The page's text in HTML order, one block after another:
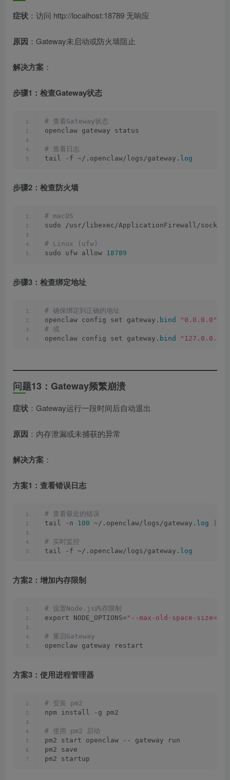
症状 ：访问 http://localhost:18789 无响应
原因 ：Gateway未启动或防火墙阻止
解决方案 ：
步骤1：检查Gateway状态
# 查看Gateway状态
openclaw gateway status
# 查看日志
tail -f ~/.openclaw/logs/gateway. log
步骤2：检查防火墙
# macOS
sudo /usr/libexec/ApplicationFirewall/
# Linux (ufw)
sudo ufw allow 18789
步骤3：检查绑定地址
# 确保绑定到正确的地址
openclaw config set gateway. bind "0.0.0.0"
# 或
openclaw config set gateway. bind "127.0.0.1"
问题13：Gateway频繁崩溃
症状 ：Gateway运行一段时间后自动退出
原因 ：内存泄漏或未捕获的异常
解决方案 ：
方案1：查看错误日志
# 查看最近的错误
tail -n 100 ~/.openclaw/logs/gateway. log
# 实时监控
tail -f ~/.openclaw/logs/gateway. log
方案2：增加内存限制
# 设置Node.js内存限制
export NODE_OPTIONS= "--max-old-space-
# 重启Gateway
openclaw gateway restart
方案3：使用进程管理器
# 安装 pm2
npm install -g pm2
# 使用 pm2 启动
pm2 start openclaw -- gateway run
pm2 save
pm2 startup